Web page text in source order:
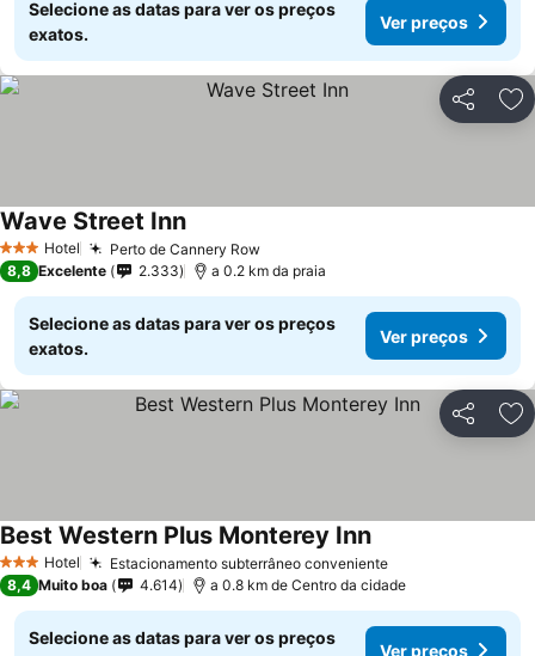
Selecione as datas para ver os preços
exatos.
Ver preços
Partilhar
3 EstrelasHotel Perto de Cannery Row
Wave Street Inn
8,8 Excelente 2.333 a 0.2 km da praia
Selecione as datas para ver os preços
exatos.
Ver preços
Partilhar
3 EstrelasHotel Estacionamento subterrâneo conveniente
Best Western Plus Monterey Inn
8,4 Muito boa 4.614 a 0.8 km de Centro da cidade
Selecione as datas para ver os preços
Ver preços